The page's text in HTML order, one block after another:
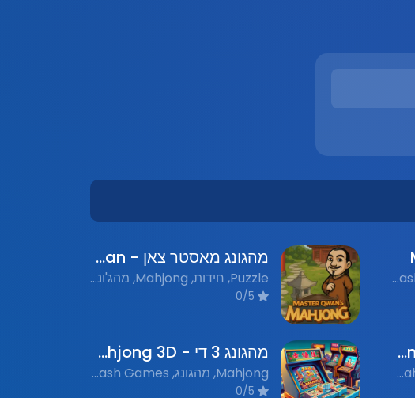
Mahjong, מהגונג, Flash Games, משחקי פלאש נוסטלגים, Puzzle, חידות
מהגונג מאסטר צאן - Mahjong Master Chan
Puzzle, חידות, Mahjong, מהג'ונג, Nostalgic Flash Games, משחקי פלאש נוסטלגים
מגונג פאזל - Mahjong Puzzle
Puzzles, משחקי חידה, Mahjong, מג'ונג, Nostalgic Flash Games, משחקי פלאש נוסטלגים
מהגונג 3 די - Mahjong 3D
Mahjong, מהגונג, Flash Games, משחקי פלאש נוסטלגים, Puzzle, חידות